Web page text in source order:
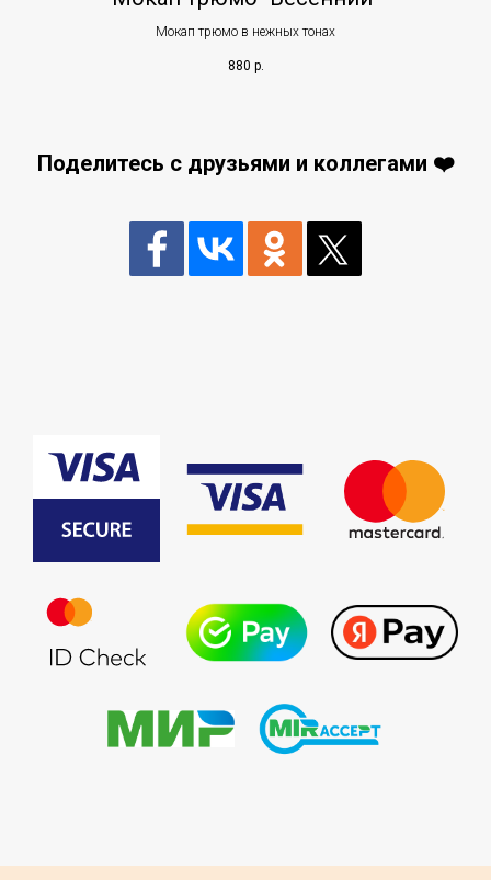
Мокап трюмо в нежных тонах
880 р.
Поделитесь с друзьями и коллегами ❤️